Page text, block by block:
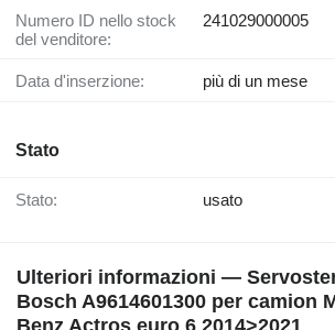
Numero ID nello stock
del venditore:
241029000005
Data d'inserzione: più di un mese
Stato
Stato: usato
Ulteriori informazioni —
Bosch A9614601300 per camion